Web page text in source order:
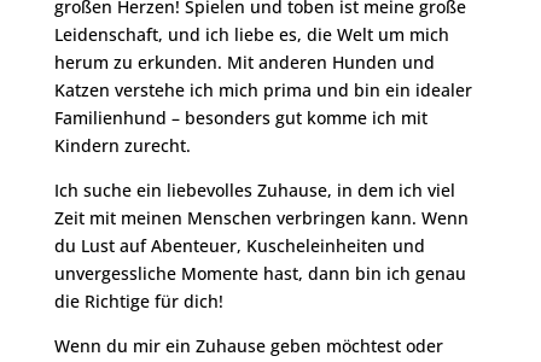
großen Herzen! Spielen und toben ist meine große
Leidenschaft, und ich liebe es, die Welt um mich
herum zu erkunden. Mit anderen Hunden und
Katzen verstehe ich mich prima und bin ein idealer
Familienhund – besonders gut komme ich mit
Kindern zurecht.
Ich suche ein liebevolles Zuhause, in dem ich viel
Zeit mit meinen Menschen verbringen kann. Wenn
du Lust auf Abenteuer, Kuscheleinheiten und
unvergessliche Momente hast, dann bin ich genau
die Richtige für dich!
Wenn du mir ein Zuhause geben möchtest oder